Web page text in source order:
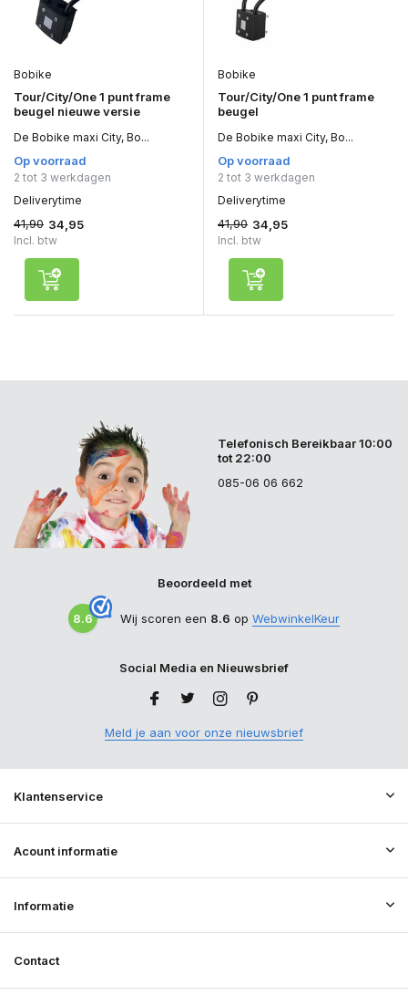
Bobike
Tour/City/One 1 punt frame
beugel nieuwe versie
De Bobike maxi City, Bo...
Op voorraad
2 tot 3 werkdagen
Deliverytime
41,90 34,95
Incl. btw
Bobike
Tour/City/One 1 punt frame
beugel
De Bobike maxi City, Bo...
Op voorraad
2 tot 3 werkdagen
Deliverytime
41,90 34,95
Incl. btw
Telefonisch Bereikbaar 10:00
tot 22:00
085-06 06 662
Beoordeeld met
8.6 Wij scoren een 8.6 op WebwinkelKeur
Social Media en Nieuwsbrief
Meld je aan voor onze nieuwsbrief
Klantenservice
Acount informatie
Informatie
Contact